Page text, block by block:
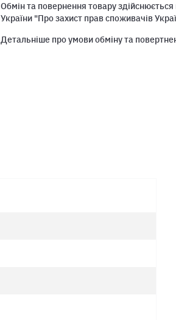
Обмін та повернення товару здійснюється
України "Про захист прав споживачів
Детальніше про умови обміну та